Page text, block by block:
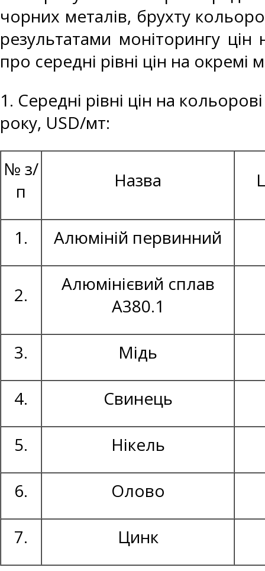
чорних металів, брухту
результатами моніторингу
про середні рівні цін на окремі
1. Середні рівні цін на
року, USD/мт:
№ з/
п
Назва
1. Алюміній первинний
2.
Алюмінієвий сплав
А380.1
3. Мідь
4. Свинець
5. Нікель
6. Олово
7. Цинк